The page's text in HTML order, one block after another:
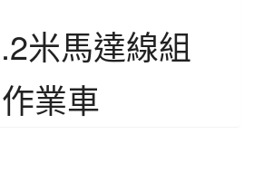
米馬達線組
業車